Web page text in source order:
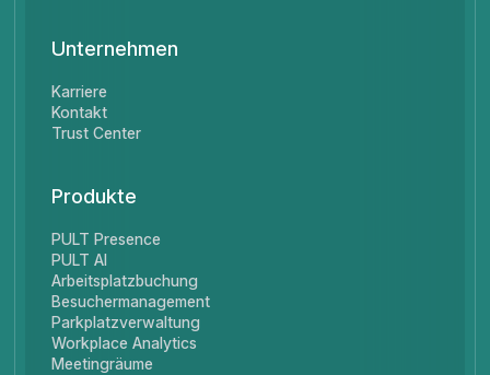
Unternehmen
Karriere
Kontakt
Trust Center
Produkte
PULT Presence
PULT AI
Arbeitsplatzbuchung
Besuchermanagement
Parkplatzverwaltung
Workplace Analytics
Meetingräume